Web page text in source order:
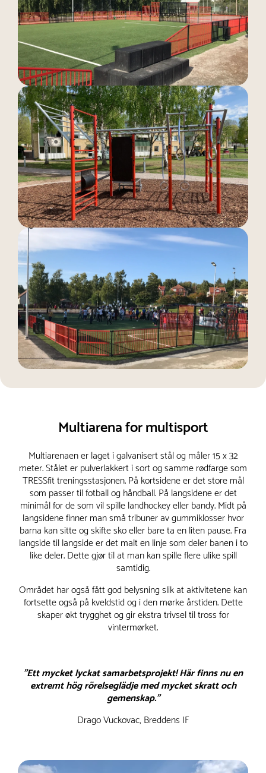
Multiarena for multisport
Multiarenaen er laget i galvanisert stål og måler 15 x 32
meter. Stålet er pulverlakkert i sort og samme rødfarge som
TRESSfit treningsstasjonen. På kortsidene er det store mål
som passer til fotball og håndball. På langsidene er det
minimål for de som vil spille landhockey eller bandy. Midt på
langsidene finner man små tribuner av gummiklosser hvor
barna kan sitte og skifte sko eller bare ta en liten pause. Fra
langside til langside er det malt en linje som deler banen i to
like deler. Dette gjør til at man kan spille flere ulike spill
samtidig.
Området har også fått god belysning slik at aktivitetene kan
fortsette også på kveldstid og i den mørke årstiden. Dette
skaper økt trygghet og gir ekstra trivsel til tross for
vintermørket.
”Ett mycket lyckat samarbetsprojekt! Här finns nu en
extremt hög rörelseglädje med mycket skratt och
gemenskap.”
Drago Vuckovac, Breddens IF